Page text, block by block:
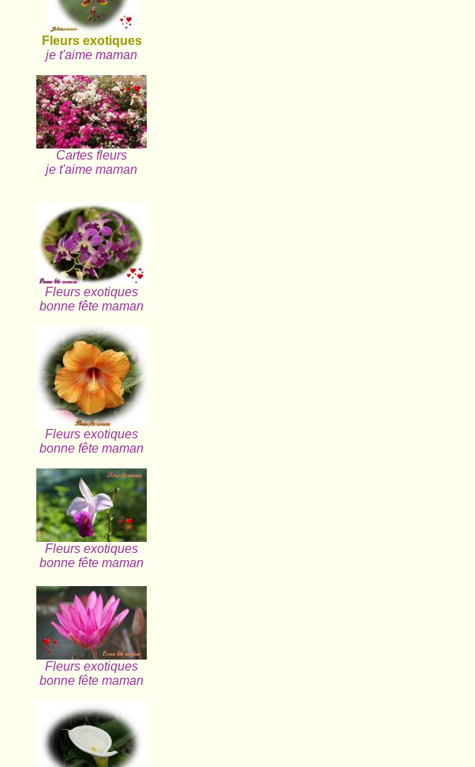
Fleurs exotiques
je t'aime maman
Cartes fleurs
je t'aime maman
Fleurs exotiques
bonne fête maman
Fleurs exotiques
bonne fête maman
Fleurs exotiques
bonne fête maman
Fleurs exotiques
bonne fête maman